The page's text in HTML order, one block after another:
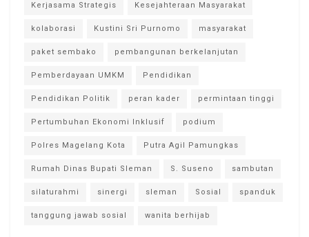
Kerjasama Strategis Kesejahteraan Masyarakat
kolaborasi Kustini Sri Purnomo masyarakat
paket sembako pembangunan berkelanjutan
Pemberdayaan UMKM Pendidikan
Pendidikan Politik peran kader permintaan tinggi
Pertumbuhan Ekonomi Inklusif podium
Polres Magelang Kota Putra Agil Pamungkas
Rumah Dinas Bupati Sleman S. Suseno sambutan
silaturahmi sinergi sleman Sosial spanduk
tanggung jawab sosial wanita berhijab